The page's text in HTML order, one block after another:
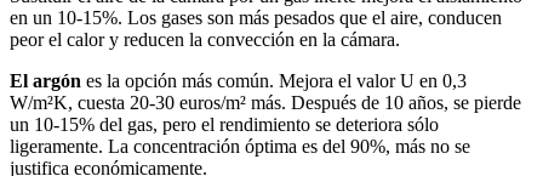
en un 10-15%. Los gases son más pesados que el aire, conducen
peor el calor y reducen la convección en la cámara.
El argón es la opción más común. Mejora el valor U en 0,3
W/m²K, cuesta 20-30 euros/m² más. Después de 10 años, se pierde
un 10-15% del gas, pero el rendimiento se deteriora sólo
ligeramente. La concentración óptima es del 90%, más no se
justifica económicamente.